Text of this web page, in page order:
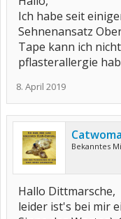
Ich habe seit
Sehnenansatz
Tape kann ich
pflasterallergie
8. April 2019
Bekanntes
Hallo Dittmarsche,
leider ist's bei mir